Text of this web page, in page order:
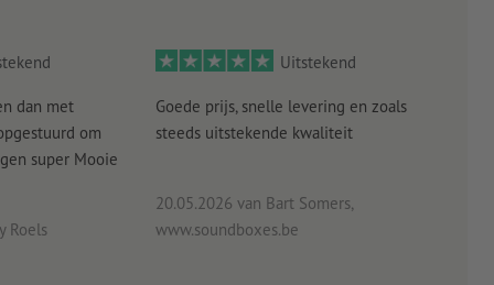
dan met
om
super Mooie
Roels
Uitstekend
Goede prijs, snelle levering en zoals
steeds uitstekende kwaliteit
20.05.2026 van Bart Somers,
www.soundboxes.be